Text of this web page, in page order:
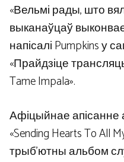
«Вельмі рады, што
выканаўцаў
напісалі Pumpkins у
«Прайдзіце
Tame Impala».
Афіцыйнае
«Sending Hearts To All
трыб’ютны альбом